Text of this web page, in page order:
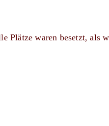
waren besetzt, als